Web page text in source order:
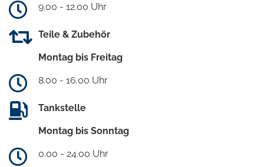
9.00 - 12.00 Uhr
Teile & Zubehör
Montag bis Freitag
8.00 - 16.00 Uhr
Tankstelle
Montag bis Sonntag
0.00 - 24.00 Uhr